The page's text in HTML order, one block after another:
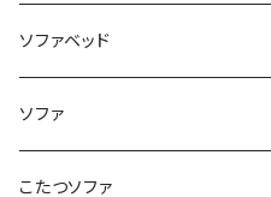
ソファベッド
ソファ
こたつソファ